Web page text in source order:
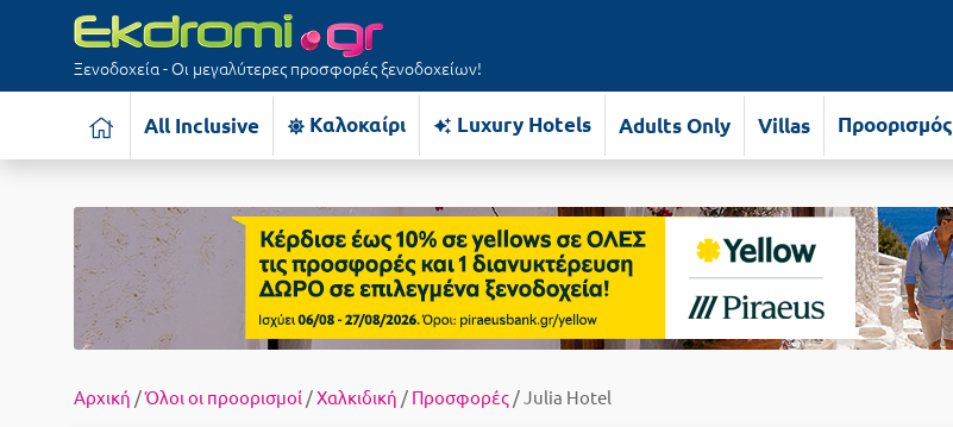
Ξενοδοχεία - Οι μεγαλύτερες προσφορές ξενοδοχείων!
All Inclusive Καλοκαίρι Luxury Hotels Adults Only Villas Προορισμός
Αρχική /Όλοι οι προορισμοί /Χαλκιδική / Προσφορές / Julia Hotel